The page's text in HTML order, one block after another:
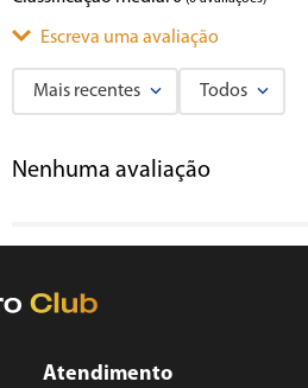
Escreva uma avaliação
Título
★★
Mais recentes Todos
Nenhuma avaliação
Atendimento